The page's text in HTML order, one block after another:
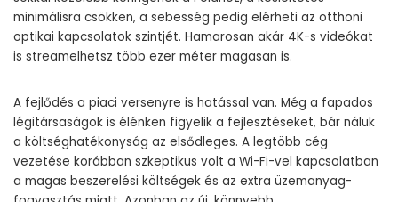
minimálisra csökken, a sebesség pedig elérheti az otthoni
optikai kapcsolatok szintjét. Hamarosan akár 4K-s videókat
is streamelhetsz több ezer méter magasan is.
A fejlődés a piaci versenyre is hatással van. Még a fapados
légitársaságok is élénken figyelik a fejlesztéseket, bár náluk
a költséghatékonyság az elsődleges. A legtöbb cég
vezetése korábban szkeptikus volt a Wi-Fi-vel kapcsolatban
a magas beszerelési költségek és az extra üzemanyag-